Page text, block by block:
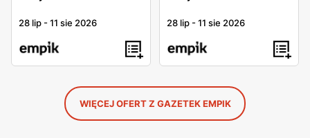
28 lip -11 sie 2026 28 lip -11 sie 2026
WIĘCEJ OFERT Z GAZETEK EMPIK